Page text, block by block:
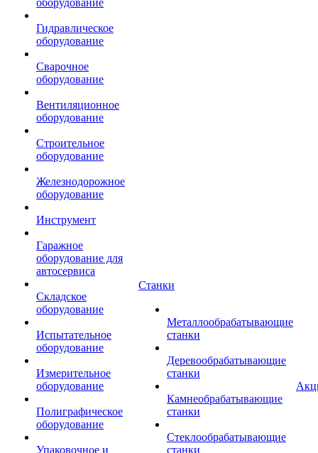
оборудование
Гидравлическое
оборудование
Сварочное
оборудование
Вентиляционное
оборудование
Строительное
оборудование
Железнодорожное
оборудование
Инструмент
Гаражное
оборудование для
автосервиса
Складское
оборудование
Испытательное
оборудование
Измерительное
оборудование
Полиграфическое
оборудование
Упаковочное и
Станки
Металлообрабатывающие
станки
Деревообрабатывающие
станки
Камнеобрабатывающие
станки
Стеклообрабатывающие
станки